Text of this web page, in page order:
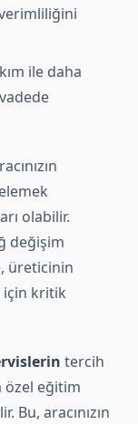
ile daha
olabilir.
değişim
üreticinin
için kritik
tercih
özel eğitim
Bu, aracınızın